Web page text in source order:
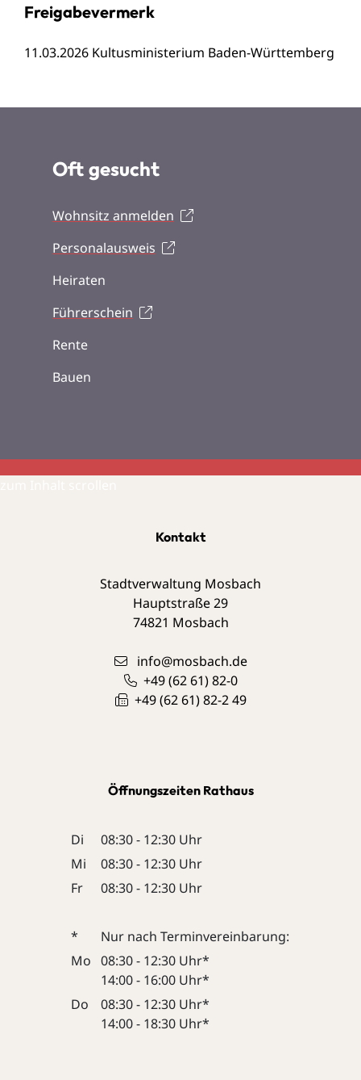
Freigabevermerk
11.03.2026 Kultusministerium Baden-Württemberg
Oft gesucht
Wohnsitz anmelden
Personalausweis
Heiraten
Führerschein
Rente
Bauen
Kontakt
Stadtverwaltung Mosbach
Hauptstraße 29
74821 Mosbach
info@mosbach.de
+49 (62 61) 82-0
+49 (62 61) 82-2 49
Öffnungszeiten Rathaus
Di
08:30 - 12:30 Uhr
Mi
08:30 - 12:30 Uhr
Fr
08:30 - 12:30 Uhr
*
Nur nach Terminvereinbarung:
Mo 08:30 - 12:30 Uhr*
14:00 - 16:00 Uhr*
Do
08:30 - 12:30 Uhr*
14:00 - 18:30 Uhr*